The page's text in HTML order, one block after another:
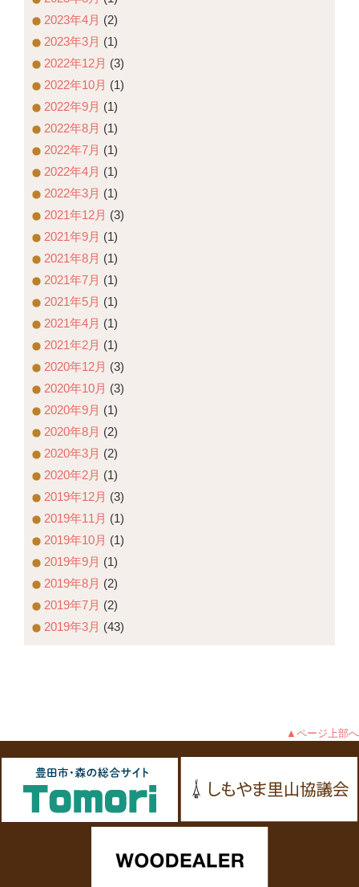
2023年4月 (2)
2023年3月 (1)
2022年12月 (3)
2022年10月 (1)
2022年9月 (1)
2022年8月 (1)
2022年7月 (1)
2022年4月 (1)
2022年3月 (1)
2021年12月 (3)
2021年9月 (1)
2021年8月 (1)
2021年7月 (1)
2021年5月 (1)
2021年4月 (1)
2021年2月 (1)
2020年12月 (3)
2020年10月 (3)
2020年9月 (1)
2020年8月 (2)
2020年3月 (2)
2020年2月 (1)
2019年12月 (3)
2019年11月 (1)
2019年10月 (1)
2019年9月 (1)
2019年8月 (2)
2019年7月 (2)
2019年3月 (43)
▲ページ上部へ